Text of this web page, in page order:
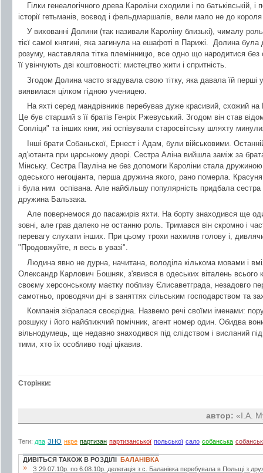
Гілки генеалогічного древа Кароліни сходили і по батьківській,
історії гетьманів, воєвод і фельдмаршалів, вели мало не до
У вихованні Долини (так називали Кароліну близькі), чималу роль
тієї самої княгині, яка загинула на ешафоті в Парижі. Долина
розуму, наставляла тітка племінницю, все одно що народитися без
її увінчують дві коштовності: мистецтво жити і спритність.
Згодом Долина часто згадувала свою тітку, яка давала їй
виявилася цілком гідною ученицею.
На яхті серед мандрівників перебував дуже красивий, схожий на
Це був старший з її братів Генріх Ржевуський. Згодом він став
Сопліци" та інших книг, які оспівували старосвітську шляхту
Інші брати Собаньскої, Ернест і Адам, були військовими.
ад'ютанта при царському дворі. Сестра Аліна вийшла заміж за
Мінську. Сестра Пауліна не без допомоги Кароліни стала
одеського негоціанта, перша дружина якого, рано померла.
і була ним оспівана. Але найбільшу популярність придбала
дружина Бальзака.
Але повернемося до пасажирів яхти. На борту знаходився ще
зовні, але грав далеко не останню роль. Тримався він скромно і
перевагу слухати інших. При цьому трохи нахиляв голову і,
"Продовжуйте, я весь в увазі".
Людина явно не дурна, начитана, володіла кількома мовами і
Олександр Карлович Бошняк, з'явився в одеських віталень всього
своєму херсонському маєтку поблизу Єлисаветграда, незадовго
самотньо, проводячи дні в заняттях сільським господарством та
Компанія зібралася своєрідна. Назвемо речі своїми іменами:
розшуку і його найближчий помічник, агент номер один. Обидва
вільнодумець, ще недавно знаходився під слідством і висланий під
тими, хто їх особливо тоді цікавив.
Сторінки:
автор: «І.А.
Теги: дпа ЗНО нкре партизан партизанської польської сало собанська
ДИВІТЬСЯ ТАКОЖ В РОЗДІЛІ БАЛАНІВКА
»
З 29.07.10р. по 6.08.10р. делегація з с. Баланівка перебувала в Польщі з